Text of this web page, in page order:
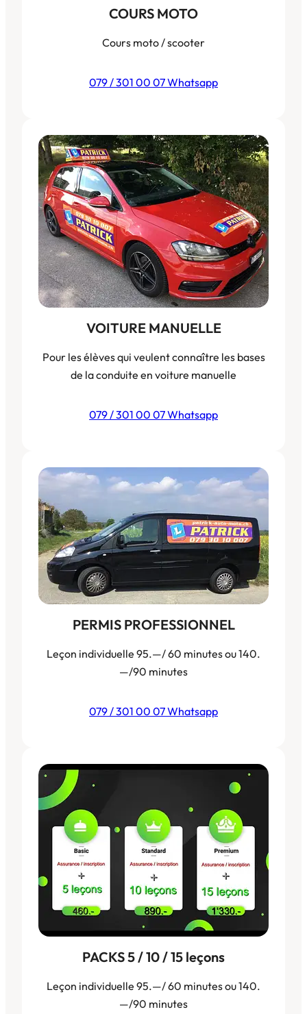
COURS MOTO
Cours moto / scooter
079 / 301 00 07 Whatsapp
VOITURE MANUELLE
Pour les élèves qui veulent connaître les bases
de la conduite en voiture manuelle
079 / 301 00 07 Whatsapp
PERMIS PROFESSIONNEL
Leçon individuelle 95.—/ 60 minutes ou 140.
—/90 minutes
079 / 301 00 07 Whatsapp
PACKS 5 / 10 / 15 leçons
Leçon individuelle 95.—/ 60 minutes ou 140.
—/90 minutes